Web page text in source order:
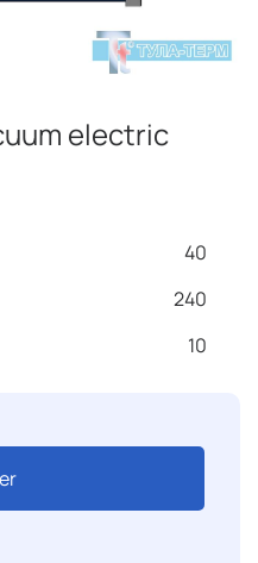
electric
40
240
10